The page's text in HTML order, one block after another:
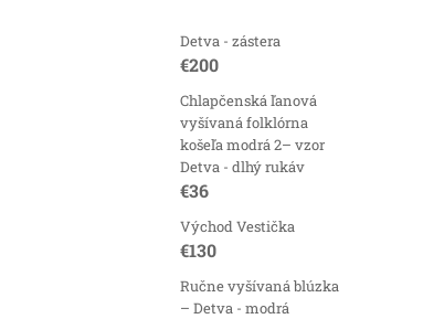
Detva - zástera
€200
Chlapčenská ľanová
vyšívaná folklórna
košeľa modrá 2– vzor
Detva - dlhý rukáv
€36
Východ Vestička
€130
Ručne vyšívaná blúzka
– Detva - modrá